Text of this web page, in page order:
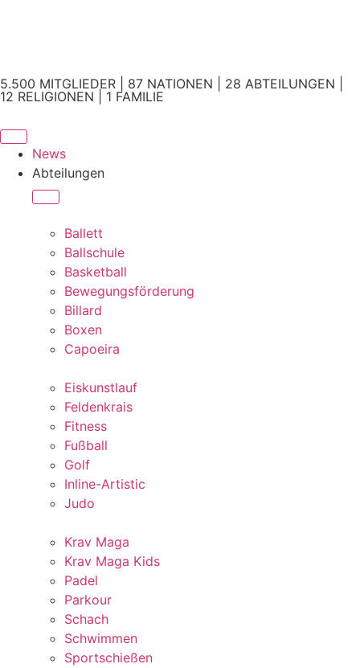
5.500 MITGLIEDER | 87 NATIONEN | 28 ABTEILUNGEN |
12 RELIGIONEN | 1 FAMILIE
News
Abteilungen
Ballett
Ballschule
Basketball
Bewegungsförderung
Billard
Boxen
Capoeira
Eiskunstlauf
Feldenkrais
Fitness
Fußball
Golf
Inline-Artistic
Judo
Krav Maga
Krav Maga Kids
Padel
Parkour
Schach
Schwimmen
Sportschießen